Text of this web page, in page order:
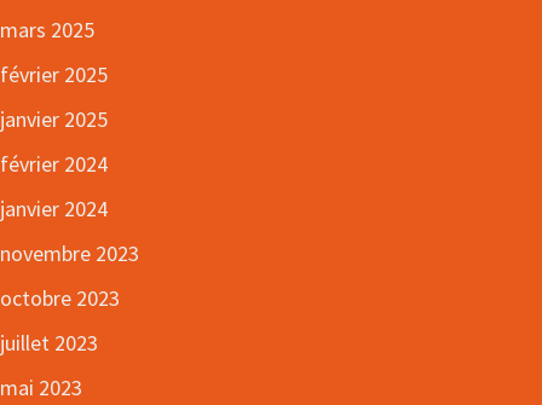
mars 2025
février 2025
janvier 2025
février 2024
janvier 2024
novembre 2023
octobre 2023
juillet 2023
mai 2023